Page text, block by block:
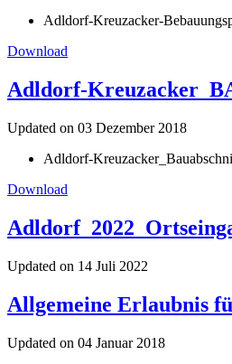
Adldorf-Kreuzacker-
Download
Adldorf-
Updated on 03 Dezember 2018
Adldorf-
Download
Updated on 14 Juli 2022
Allgemeine Erlaubnis
Updated on 04 Januar 2018